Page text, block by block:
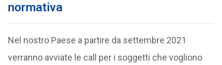
normativa
Nel nostro Paese a partire da settembre 2021
verranno avviate le call per i soggetti che vogliono